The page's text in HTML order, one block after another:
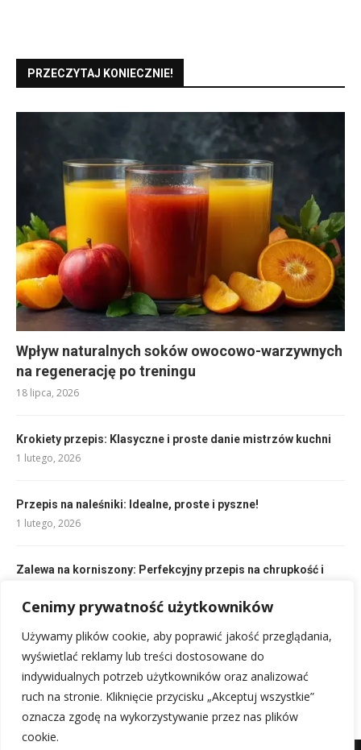
Cenimy prywatność użytkowników
Używamy plików cookie, aby poprawić jakość przeglądania,
wyświetlać reklamy lub treści dostosowane do
indywidualnych potrzeb użytkowników oraz analizować
ruch na stronie. Kliknięcie przycisku „Akceptuj wszystkie”
oznacza zgodę na wykorzystywanie przez nas plików
cookie.
PRZECZYTAJ KONIECZNIE!
Wpływ naturalnych soków owocowo-warzywnych
na regenerację po treningu
18 lipca, 2026
Krokiety przepis: Klasyczne i proste danie mistrzów kuchni
1 lutego, 2026
Przepis na naleśniki: Idealne, proste i pyszne!
1 lutego, 2026
Zalewa na korniszony: Perfekcyjny przepis na chrupkość i
4 lutego, 2026
Sałatka z kapusty na zimę – chrupiąca surówka do słoików
5 lutego, 2026